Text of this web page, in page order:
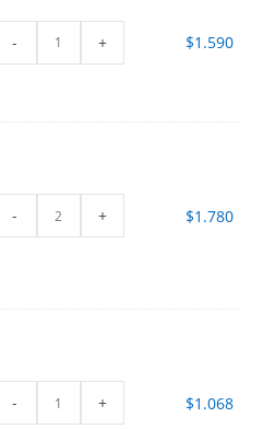
- + $1.590
- + $1.780
- + $1.068